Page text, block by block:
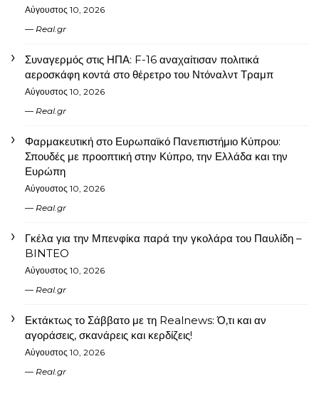
Αύγουστος 10, 2026
Real.gr
Συναγερμός στις ΗΠΑ: F-16 αναχαίτισαν πολιτικά
αεροσκάφη κοντά στο θέρετρο του Ντόναλντ Τραμπ
Αύγουστος 10, 2026
Real.gr
Φαρμακευτική στο Ευρωπαϊκό Πανεπιστήμιο Κύπρου:
Σπουδές με προοπτική στην Κύπρο, την Ελλάδα και την
Ευρώπη
Αύγουστος 10, 2026
Real.gr
Γκέλα για την Μπενφίκα παρά την γκολάρα του Παυλίδη –
BINTEO
Αύγουστος 10, 2026
Real.gr
Εκτάκτως το Σάββατο με τη Realnews: Ό,τι και αν
αγοράσεις, σκανάρεις και κερδίζεις!
Αύγουστος 10, 2026
Real.gr